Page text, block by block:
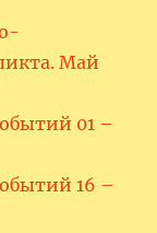
Май
01 –
16 –